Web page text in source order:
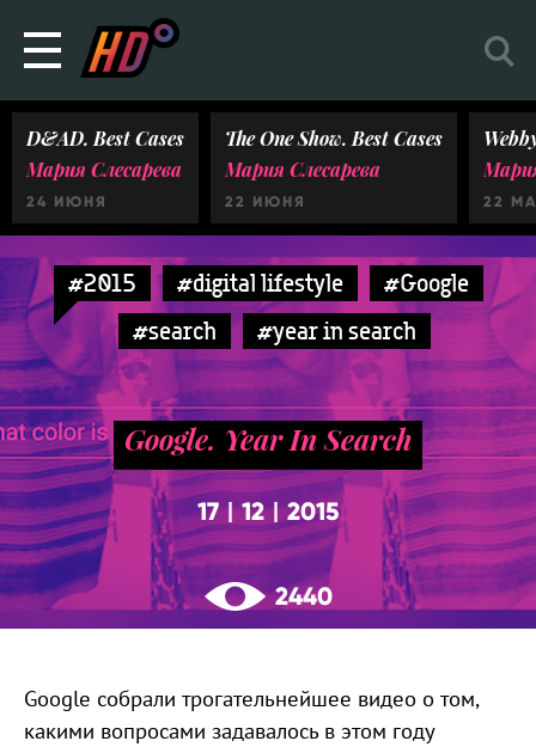
D&AD. Best Cases
Мария Слесарева
24 ИЮНЯ
The One Show. Best Cases
Мария Слесарева
22 ИЮНЯ 22
#2015 #digital lifestyle
#Google
#search
#year in search
Google. Year In Search
17|12|2015
2440
Google собрали трогательнейшее видео о том,
какими вопросами задавалось в этом году